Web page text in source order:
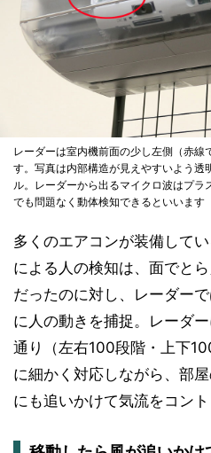
レーダーは室内機前面の少し左側（赤線
す。写真は内部構造が見えやすいよう透
ル。レーダーから出るマイクロ波はプラ
でも問題なく動体検知できるといいます
多くのエアコンが装備して
による人の検知は、面でと
だったのに対し、レーダー
に人の動きを捕捉。レーダ
通り（左右100段階・上下
に細かく対応しながら、部
にも追いかけて気流をコント